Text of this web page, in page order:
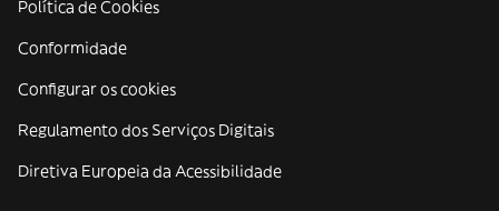
Política de Cookies
Conformidade
Configurar os cookies
Regulamento dos Serviços Digitais
Diretiva Europeia da Acessibilidade